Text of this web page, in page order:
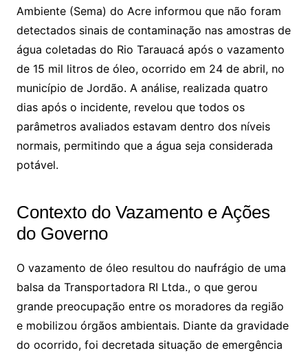
Ambiente (Sema) do Acre informou que não foram
detectados sinais de contaminação nas amostras de
água coletadas do Rio Tarauacá após o vazamento
de 15 mil litros de óleo, ocorrido em 24 de abril, no
município de Jordão. A análise, realizada quatro
dias após o incidente, revelou que todos os
parâmetros avaliados estavam dentro dos níveis
normais, permitindo que a água seja considerada
potável.
Contexto do Vazamento e Ações
do Governo
O vazamento de óleo resultou do naufrágio de uma
balsa da Transportadora RI Ltda., o que gerou
grande preocupação entre os moradores da região
e mobilizou órgãos ambientais. Diante da gravidade
do ocorrido, foi decretada situação de emergência